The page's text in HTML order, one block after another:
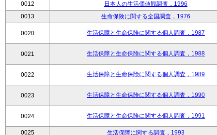
0012
日本人の生活価値観調査，1996
0013
生命保険に関する全国調査，1976
0020 生活保障と生命保険に関する個人調査，1987
0021 生活保障と生命保険に関する個人調査，1988
0022 生活保障と生命保険に関する個人調査，1989
0023 生活保障と生命保険に関する個人調査，1990
0024 生活保障と生命保険に関する個人調査，1991
0025
生活保障に関する調査，1993